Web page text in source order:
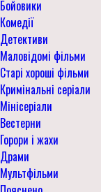
Бойовики
Комедії
Детективи
Маловідомі фільми
Старі хороші фільми
Кримінальні серіали
Мінісеріали
Вестерни
Горори і жахи
Драми
Мультфільми